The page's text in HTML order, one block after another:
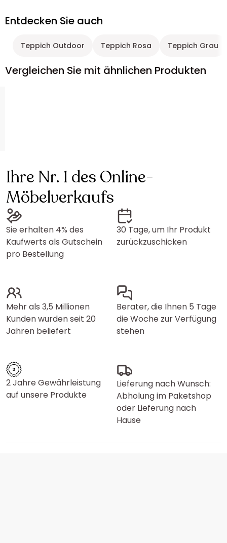
Entdecken Sie auch
Teppich Outdoor Teppich Rosa Teppich Grau
Vergleichen Sie mit ähnlichen Produkten
Ihre Nr. 1 des Online-
Möbelverkaufs
Sie erhalten 4% des
Kaufwerts als Gutschein
pro Bestellung
30 Tage, um Ihr Produkt
zurückzuschicken
Mehr als 3,5 Millionen
Kunden wurden seit 20
Jahren beliefert
Berater, die Ihnen 5 Tage
die Woche zur Verfügung
stehen
2 Jahre Gewährleistung
auf unsere Produkte
Lieferung nach Wunsch:
Abholung im Paketshop
oder Lieferung nach
Hause